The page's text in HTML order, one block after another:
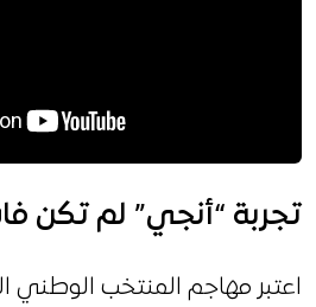
تجربة “أنجي” لم تكن
اعتبر مهاجم المنتخب الوطني